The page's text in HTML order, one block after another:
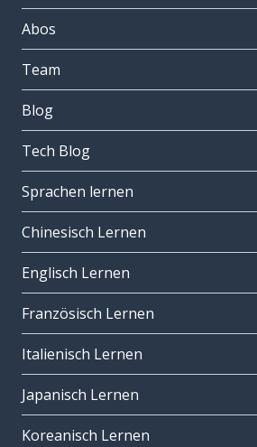
Abos
Team
Blog
Tech Blog
Sprachen lernen
Chinesisch Lernen
Englisch Lernen
Französisch Lernen
Italienisch Lernen
Japanisch Lernen
Koreanisch Lernen